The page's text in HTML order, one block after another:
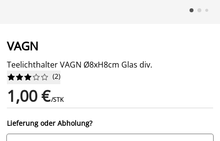
VAGN
Teelichthalter VAGN Ø8xH8cm Glas div.





 (2)
1,00 €/STK
Lieferung oder Abholung?